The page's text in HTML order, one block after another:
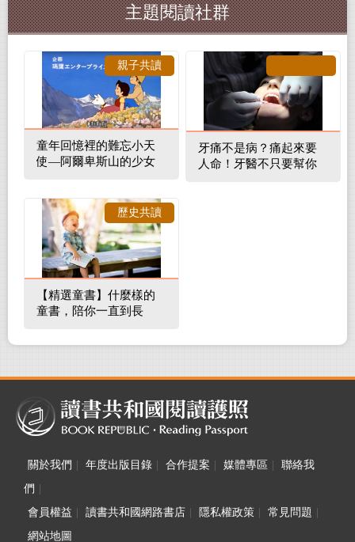
主題閱讀社群
童年回憶裡的難忘小天
使—阿爾卑斯山的少女
親子共讀
牙痛不是病？痛起來要
人命！牙醫不只要幫你
【精選童書】什麼樣的
童書，陪你一直到長
歷史共讀
關於我們 年度出版目錄 合作提案 媒體專區
聯絡我
們
會員權益
讀書共和國網路書店 隱私權政策 常見問題
網站地圖